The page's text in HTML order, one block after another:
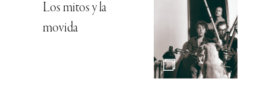
Los mitos y la
movida